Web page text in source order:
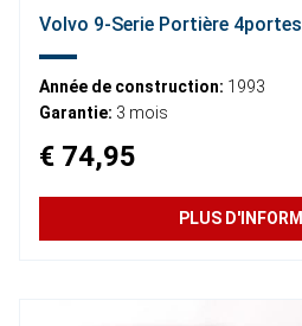
Volvo 9-Serie Portière
Année de construction: 1993
Garantie: 3 mois
€ 74,95
PLUS